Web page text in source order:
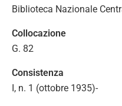
Biblioteca Nazionale
Collocazione
G. 82
Consistenza
I, n. 1 (ottobre 1935)-